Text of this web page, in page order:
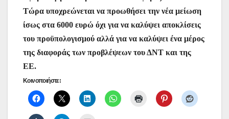
Τώρα υποχρεώνεται να προωθήσει την νέα μείωση
ίσως στα 6000 ευρώ όχι για να καλύψει αποκλίσεις
του προϋπολογισμού αλλά για να καλύψει ένα μέρος
της διαφοράς των προβλέψεων του ΔΝΤ και της
ΕΕ.
Κοινοποιήστε: